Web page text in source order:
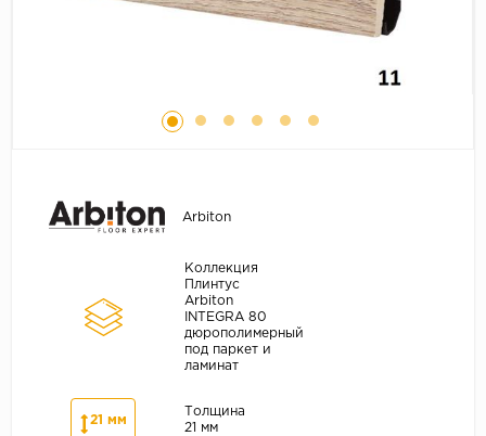
Коричневый
Австрия
Arbiton
Коллекция
Плинтус
Arbiton
INTEGRA 80
дюрополимерный
под паркет и
ламинат
21 мм
Толщина
21 мм